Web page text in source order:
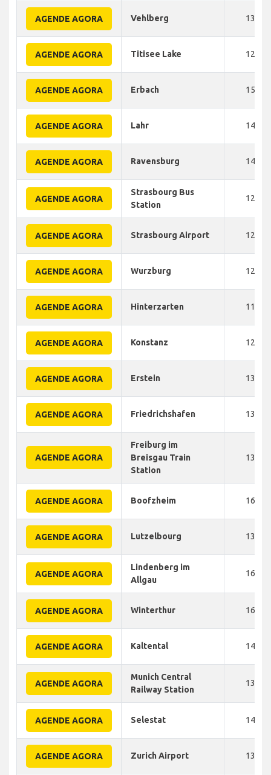
AGENDE AGORA Vehlberg 135
AGENDE AGORA Titisee Lake 120
AGENDE AGORA Erbach 150
AGENDE AGORA Lahr 145
AGENDE AGORA Ravensburg 145
AGENDE AGORA
Strasbourg Bus
Station
120
AGENDE AGORA Strasbourg Airport 120
AGENDE AGORA Wurzburg 120
AGENDE AGORA Hinterzarten 115
AGENDE AGORA Konstanz 120
AGENDE AGORA Erstein 130
AGENDE AGORA Friedrichshafen 130
AGENDE AGORA
Freiburg im
Breisgau Train
Station
130
AGENDE AGORA Boofzheim 160
AGENDE AGORA Lutzelbourg 135
AGENDE AGORA
Lindenberg im
Allgau
165
AGENDE AGORA Winterthur 160
AGENDE AGORA Kaltental 140
AGENDE AGORA
Munich Central
Railway Station
130
AGENDE AGORA Selestat 140
AGENDE AGORA Zurich Airport 132